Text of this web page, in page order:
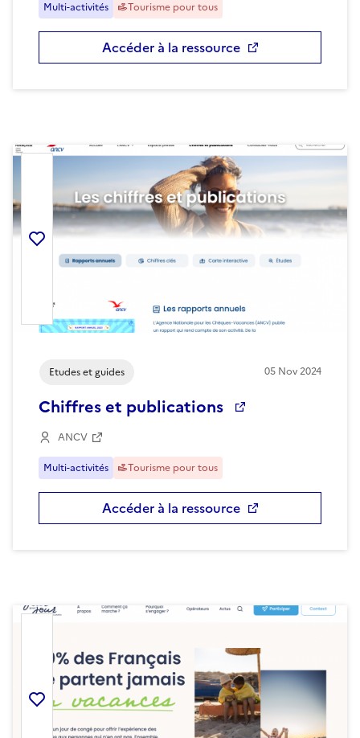
Multi-activités Tourisme pour tous
Accéder à la ressource
Etudes et guides 05 Nov2024
Chiffres et publications
ANCV
Multi-activités Tourisme pour tous
Accéder à la ressource
Ajouter la ressource aux favoris
Ajouter la ressource aux favoris